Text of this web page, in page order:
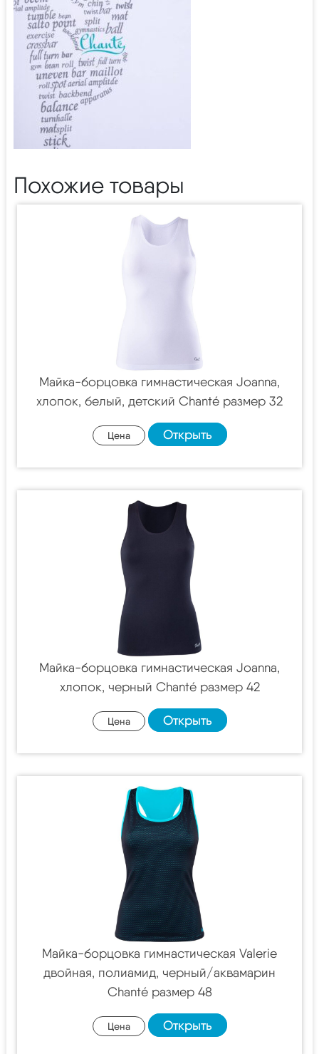
Похожие товары
Майка-борцовка гимнастическая Joanna,
хлопок, белый, детский Chanté размер 32
Цена Открыть
Майка-борцовка гимнастическая Joanna,
хлопок, черный Chanté размер 42
Цена Открыть
Майка-борцовка гимнастическая Valerie
двойная, полиамид, черный/аквамарин
Chanté размер 48
Цена Открыть